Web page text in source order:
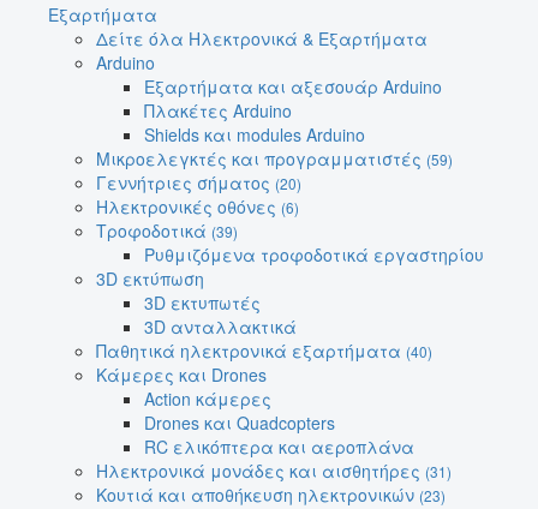
Εξαρτήματα
Δείτε όλα Ηλεκτρονικά & Εξαρτήματα
Arduino
Εξαρτήματα και αξεσουάρ Arduino
Πλακέτες Arduino
Shields και modules Arduino
Μικροελεγκτές και προγραμματιστές (59)
Γεννήτριες σήματος (20)
Ηλεκτρονικές οθόνες (6)
Τροφοδοτικά (39)
Ρυθμιζόμενα τροφοδοτικά εργαστηρίου
3D εκτύπωση
3D εκτυπωτές
3D ανταλλακτικά
Παθητικά ηλεκτρονικά εξαρτήματα (40)
Κάμερες και Drones
Action κάμερες
Drones και Quadcopters
RC ελικόπτερα και αεροπλάνα
Ηλεκτρονικά μονάδες και αισθητήρες (31)
Κουτιά και αποθήκευση ηλεκτρονικών (23)